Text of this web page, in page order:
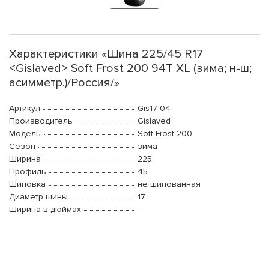
Характеристики «Шина 225/45 R17
<Gislaved> Soft Frost 200 94T XL (зима; н-ш;
асимметр.)/Россия/»
Артикул
Gis17-04
Производитель
Gislaved
Модель
Soft Frost 200
Сезон
зима
Ширина
225
Профиль
45
Шиповка
не шипованная
Диаметр шины
17
Ширина в дюймах
-